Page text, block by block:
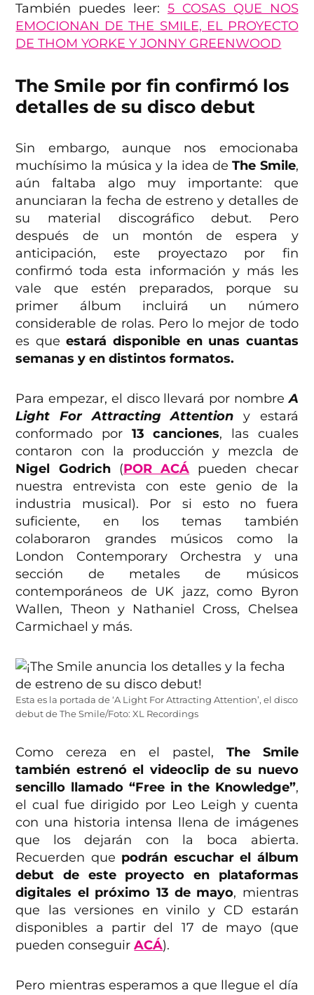
También puedes leer: 5 COSAS QUE NOS
EMOCIONAN DE THE SMILE, EL PROYECTO
DE THOM YORKE Y JONNY GREENWOOD
The Smile por fin confirmó los
detalles de su disco debut
Sin embargo, aunque nos emocionaba
muchísimo la música y la idea deThe Smile,
aún faltaba algo muy importante: que
anunciaran la fecha de estreno y detalles de
su material discográfico debut. Pero
después de un montón de espera y
anticipación, este proyectazo por fin
confirmó toda esta información y más les
vale que estén preparados, porque su
primer álbum incluirá un número
considerable de rolas. Pero lo mejor de todo
es queestará disponible en unas cuantas
semanas y en distintos formatos.
Para empezar, el disco llevará por nombreA
Light For Attracting Attention y estará
conformado por 13 canciones, las cuales
contaron con la producción y mezcla de
Nigel Godrich(POR ACÁ pueden checar
nuestra entrevista con este genio de la
industria musical). Por si esto no fuera
suficiente, en los temas también
colaboraron grandes músicos como la
London Contemporary Orchestra y una
sección de metales de músicos
contemporáneos de UK jazz, como Byron
Wallen, Theon y Nathaniel Cross, Chelsea
Carmichael y más.
Esta es la portada de ‘A Light For Attracting Attention’, el disco
debut de The Smile/Foto: XL Recordings
Como cereza en el pastel, The Smile
también estrenó el videoclip de su nuevo
sencillo llamado “Free in the Knowledge”,
el cual fue dirigido por Leo Leigh y cuenta
con una historia intensa llena de imágenes
que los dejarán con la boca abierta.
Recuerden que podrán escuchar el álbum
debut de este proyecto en plataformas
digitales el próximo 13 de mayo, mientras
que las versiones en vinilo y CD estarán
disponibles a partir del 17 de mayo (que
pueden conseguirACÁ).
Pero mientras esperamos a que llegue el día